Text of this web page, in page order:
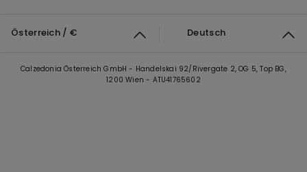
Österreich / € Deutsch
Calzedonia Österreich GmbH - Handelskai 92/Rivergate 2, OG 5, Top BG,
1200 Wien - ATU41765602